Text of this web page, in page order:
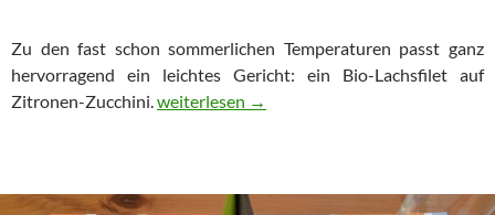
Zu den fast schon sommerlichen Temperaturen passt ganz
hervorragend ein leichtes Gericht: ein Bio-Lachsfilet auf
Zitronen-Zucchini.Bio-Lachsfilet auf Zitronen-Zucchini
weiterlesen →